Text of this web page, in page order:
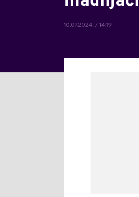
10.07.2024. / 14:19